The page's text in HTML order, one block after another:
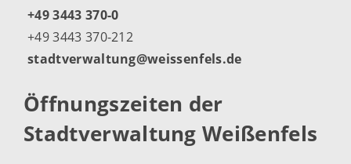
+49 3443 370-0
+49 3443 370-212
stadtverwaltung@weissenfels.de
Öffnungszeiten der
Stadtverwaltung Weißenfels